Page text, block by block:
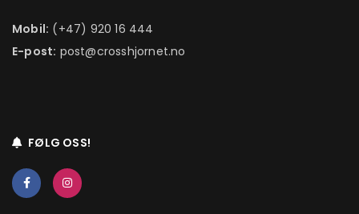
Mobil: (+47) 920 16 444
E-post: post@crosshjornet.no
FØLG OSS!